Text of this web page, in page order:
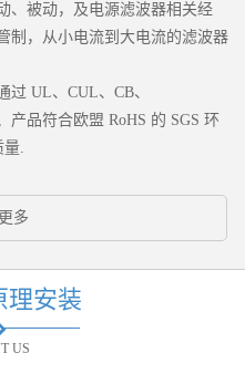
、被动，及电源滤波器相关经
制，从小电流到大电流的滤波器
UL、CUL、CB、
品符合欧盟 RoHS 的 SGS 环
量.
多
理安装
US